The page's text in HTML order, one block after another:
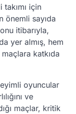
için
önemli sayıda
itibarıyla,
yer almış, hem
katkıda
oyuncular
ve
maçlar, kritik